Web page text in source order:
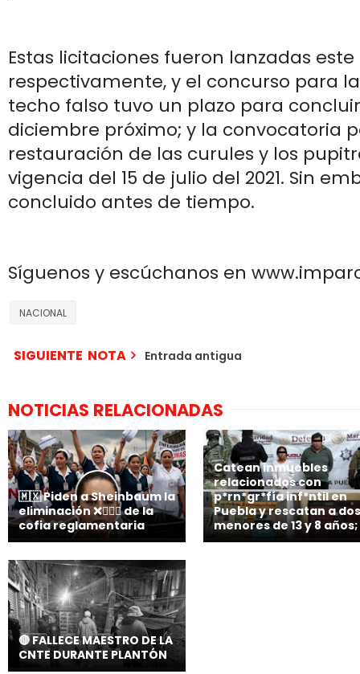
Estas licitaciones fueron lanzadas este
respectivamente, y el concurso para
techo falso tuvo un plazo para
diciembre próximo; y la convocatoria
restauración de las curules y los
vigencia del 15 de julio del 2021. Sin
concluido antes de tiempo.
Síguenos y escúchanos en
NACIONAL
SIGUIENTE NOTA Entrada antigua
NOTICIAS RELACIONADAS
🇲🇽 Piden a Sheinbaum la
eliminación ❌👩🏻‍⚕️ de la
cofia reglamentaria
Catean inmuebles
relacionados con
p*rn*gr*fía inf*ntil en
Puebla y rescatan a dos
menores de 13 y 8 años;
🔴 FALLECE MAESTRO DE LA
CNTE DURANTE PLANTÓN